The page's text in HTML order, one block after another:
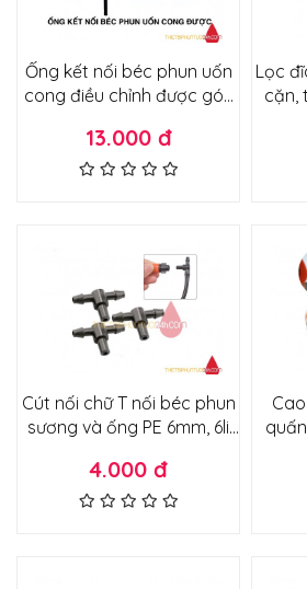
Ống kết nối béc phun uốn
cong điều chỉnh được góc
13.000 đ
Lọc
cặn,
Cút nối chữ T nối béc phun
sương và ống PE 6mm, 6li
nhỏ giọt, tưới tự động phun
sương, phun mưa
4.000 đ